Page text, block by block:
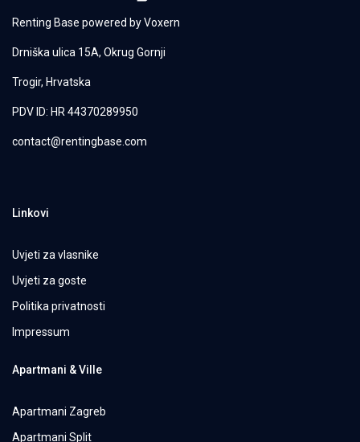
Renting Base powered byVoxern
Drniška ulica 15A, Okrug Gornji
Trogir, Hrvatska
PDV ID: HR 44370289950
contact@rentingbase.com
Linkovi
Uvjeti za vlasnike
Uvjeti za goste
Politika privatnosti
Impressum
Apartmani & Ville
Apartmani Zagreb
Apartmani Split